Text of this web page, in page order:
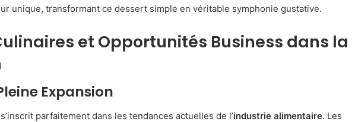
unique, transformant ce dessert simple en véritable symphonie gustative.
et Opportunités Business dans la
Expansion
s’inscrit parfaitement dans les tendances actuelles de l’industrie alimentaire. Les